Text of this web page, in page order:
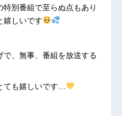
別番組で至らぬ点もあり
嬉しいです
、無事、番組を放送する
ても嬉しいです…